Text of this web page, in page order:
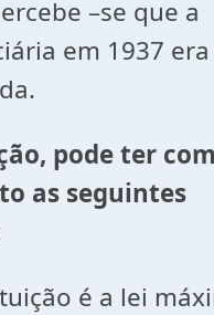
–se que a
em 1937
pode ter
as seguintes
é a lei